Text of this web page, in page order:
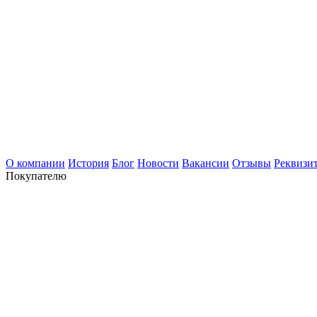
О компании История Блог Новости Вакансии Отзывы
Покупателю